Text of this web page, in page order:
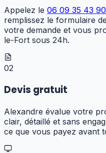
Appelez le 06 09 35 43 90
remplissez le formulaire
votre demande et vous
le-Fort sous 24h.
02
Devis gratuit
Alexandre évalue votre
clair, détaillé et sans
ce que vous payez avant